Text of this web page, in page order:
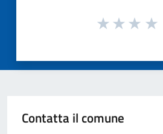
Contatta il comune